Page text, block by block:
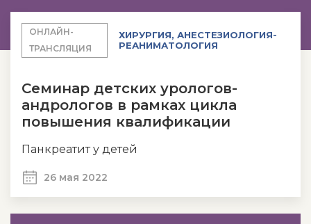
ОНЛАЙН-
ТРАНСЛЯЦИЯ
ХИРУРГИЯ, АНЕСТЕЗИОЛОГИЯ-
РЕАНИМАТОЛОГИЯ
Семинар детских урологов-
андрологов в рамках цикла
повышения квалификации
Панкреатит у детей
26 мая 2022